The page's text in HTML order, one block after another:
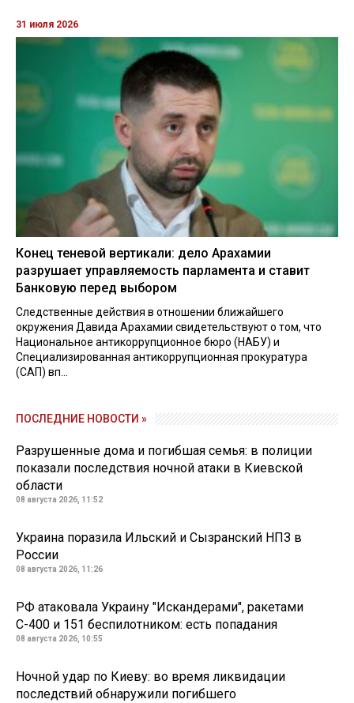
31 июля 2026
Конец теневой вертикали: дело Арахамии
разрушает управляемость парламента и ставит
Банковую перед выбором
Следственные действия в отношении ближайшего
окружения Давида Арахамии свидетельствуют о том, что
Национальное антикоррупционное бюро (НАБУ) и
Специализированная антикоррупционная прокуратура
(САП) вп...
ПОСЛЕДНИЕ НОВОСТИ »
Разрушенные дома и погибшая семья: в полиции
показали последствия ночной атаки в Киевской
области
08 августа 2026, 11:52
Украина поразила Ильский и Сызранский НПЗ в
России
08 августа 2026, 11:26
РФ атаковала Украину "Искандерами", ракетами
С-400 и 151 беспилотником: есть попадания
08 августа 2026, 10:55
Ночной удар по Киеву: во время ликвидации
последствий обнаружили погибшего